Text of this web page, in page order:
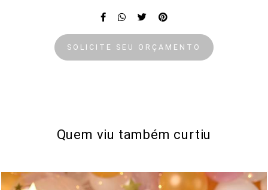
SOLICITE SEU ORÇAMENTO
Quem viu também curtiu